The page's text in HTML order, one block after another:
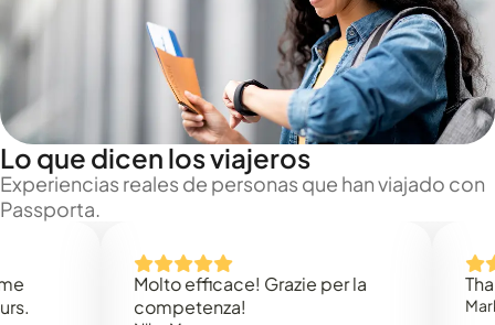
Lo que dicen los viajeros
Experiencias reales de personas que han viajado con
Passporta.
Molto efficace! Grazie per la
competenza!
Thank